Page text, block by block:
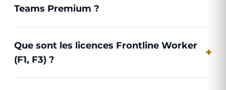
Teams Premium ?
Que sont les licences Frontline Worker
(F1, F3) ?